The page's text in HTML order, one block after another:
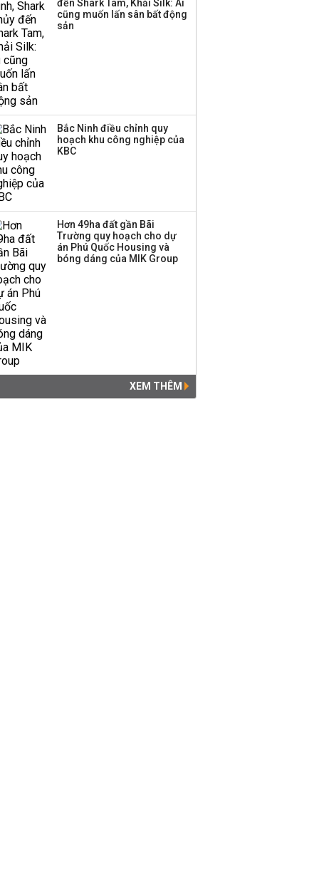
Thị trường thường
đến Shark Tam, Khải Silk: Ai
cũng muốn lấn sân bất động
sản
Bắc Ninh điều chỉnh quy
hoạch khu công nghiệp của
KBC
Hơn 49ha đất gần Bãi
Trường quy hoạch cho dự
án Phú Quốc Housing và
bóng dáng của MIK Group
XEM THÊM